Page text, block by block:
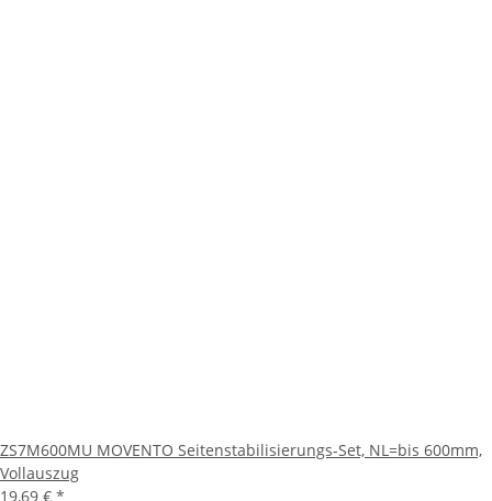
ZS7M600MU MOVENTO Seitenstabilisierungs-Set, NL=bis 600mm,
Vollauszug
19,69 € *